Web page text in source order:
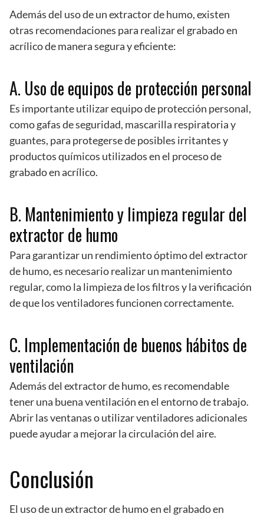
Además del uso de un extractor de humo, existen
otras recomendaciones para realizar el grabado en
acrílico de manera segura y eficiente:
A. Uso de equipos de protección personal
Es importante utilizar equipo de protección personal,
como gafas de seguridad, mascarilla respiratoria y
guantes, para protegerse de posibles irritantes y
productos químicos utilizados en el proceso de
grabado en acrílico.
B. Mantenimiento y limpieza regular del
extractor de humo
Para garantizar un rendimiento óptimo del extractor
de humo, es necesario realizar un mantenimiento
regular, como la limpieza de los filtros y la verificación
de que los ventiladores funcionen correctamente.
C. Implementación de buenos hábitos de
ventilación
Además del extractor de humo, es recomendable
tener una buena ventilación en el entorno de trabajo.
Abrir las ventanas o utilizar ventiladores adicionales
puede ayudar a mejorar la circulación del aire.
Conclusión
El uso de un extractor de humo en el grabado en